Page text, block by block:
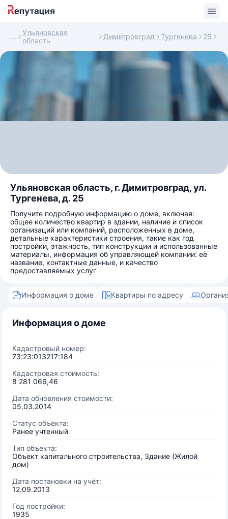
Ульяновская
область
Димитровград Тургенева 25
Ульяновская область, г. Димитровград, ул.
Тургенева, д. 25
Получите подробную информацию о доме, включая:
общее количество квартир в здании, наличие и список
организаций или компаний, расположенных в доме,
детальные характеристики строения, такие как год
постройки, этажность, тип конструкции и использованные
материалы, информация об управляющей компании: её
название, контактные данные, и качество
предоставляемых услуг
Информация о доме Квартиры по адресу
Информация о доме
Кадастровый номер:
73:23:013217:184
Кадастровая стоимость:
8 281 066,46
Дата обновления стоимости:
05.03.2014
Статус объекта:
Ранее учтенный
Тип объекта:
Объект капитального строительства, Здание (Жилой
дом)
Дата постановки на учёт:
12.09.2013
Год постройки:
1935